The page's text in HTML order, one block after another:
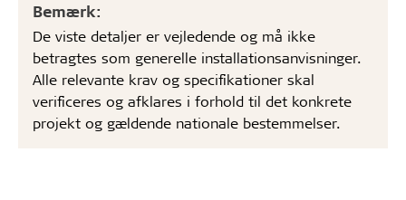
Bemærk:
De viste detaljer er vejledende og må ikke
betragtes som generelle installationsanvisninger.
Alle relevante krav og specifikationer skal
verificeres og afklares i forhold til det konkrete
projekt og gældende nationale bestemmelser.